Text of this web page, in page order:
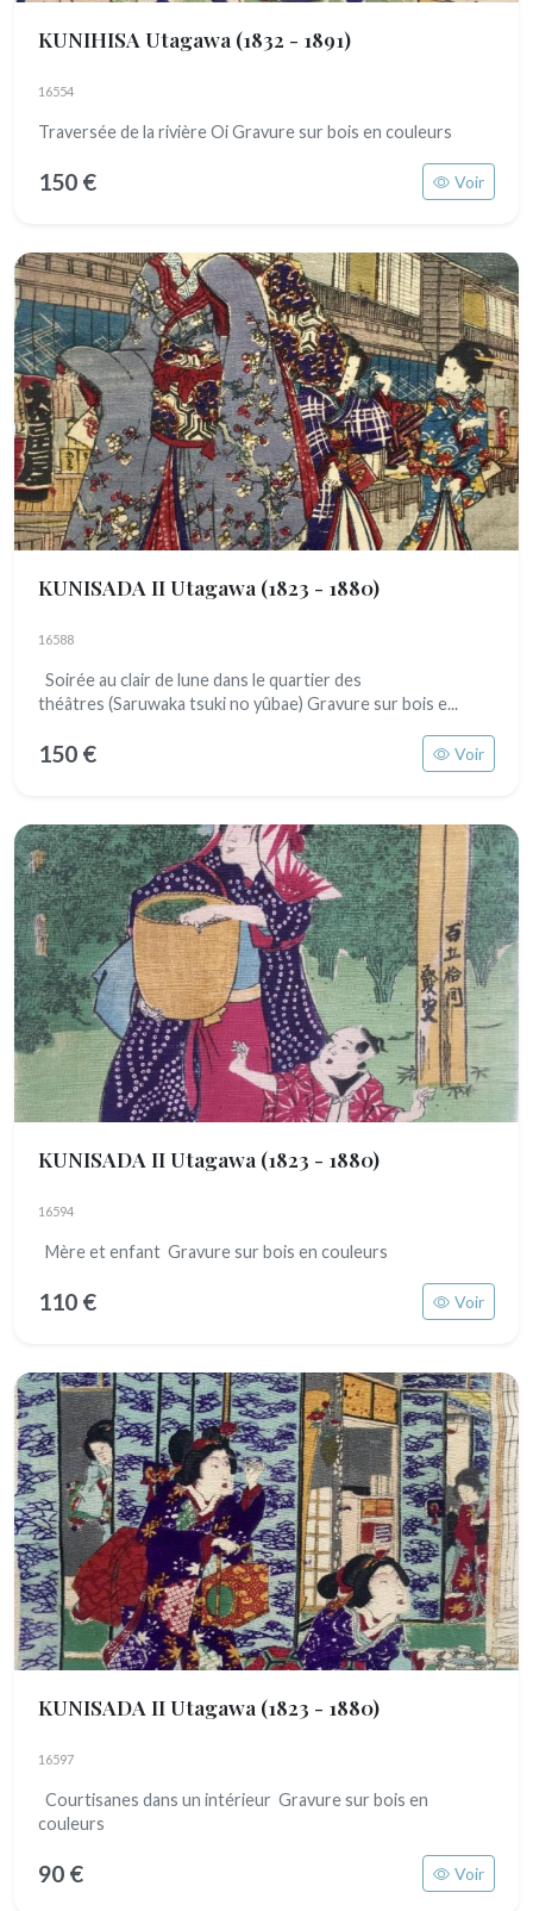
KUNIHISA Utagawa (1832 - 1891)
16554
Traversée de la rivière Oi Gravure sur bois en couleurs
150 € Voir
KUNISADA II Utagawa (1823 - 1880)
16588
Soirée au clair de lune dans le quartier des
théâtres (Saruwaka tsuki no yûbae) Gravure sur bois e...
150 € Voir
KUNISADA II Utagawa (1823 - 1880)
16594
Mère et enfant Gravure sur bois en couleurs
110 € Voir
KUNISADA II Utagawa (1823 - 1880)
16597
Courtisanes dans un intérieur Gravure sur bois en
couleurs
90 € Voir